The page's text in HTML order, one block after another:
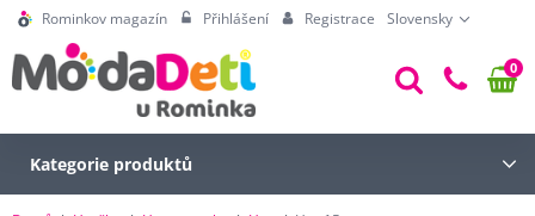
Rominkov magazín Přihlášení Registrace Slovensky
0
Kategorie produktů